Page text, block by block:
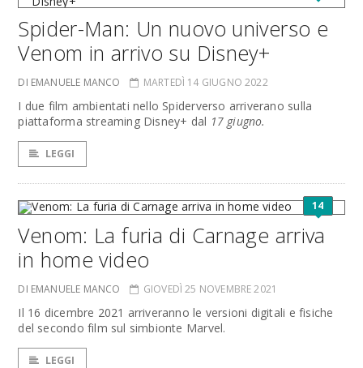
Spider-Man: Un nuovo universo e
Venom in arrivo su Disney+
DI EMANUELE MANCO MARTEDÌ 14 GIUGNO 2022
I due film ambientati nello Spiderverso arriverano sulla
piattaforma streaming Disney+ dal 17 giugno.
LEGGI
14
Venom: La furia di Carnage arriva
in home video
DI EMANUELE MANCO GIOVEDÌ 25 NOVEMBRE 2021
Il 16 dicembre 2021 arriveranno le versioni digitali e fisiche
del secondo film sul simbionte Marvel.
LEGGI